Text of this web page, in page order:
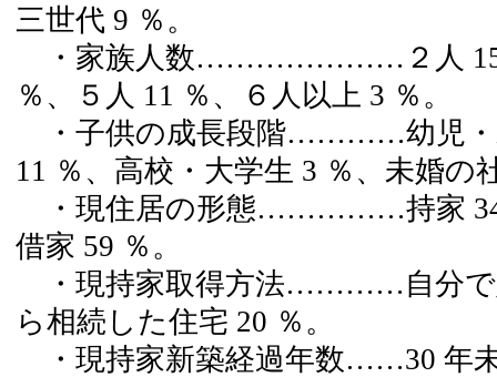
三世代 9 ％。
・家族人数…………………２人 15
％、５人 11 ％、６人以上 3 ％。
・子供の成長段階…………幼児・
11 ％、高校・大学生 3 ％、未婚の
・現住居の形態……………持家 34
借家 59 ％。
・現持家取得方法…………自分で
ら相続した住宅 20 ％。
・現持家新築経過年数……30 年未